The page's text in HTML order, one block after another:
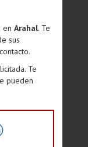
en Arahal. Te
sus
Te
pueden